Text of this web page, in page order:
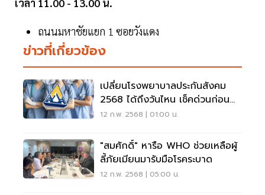
ถนนมหาชัยแยก 1 ซอยวังแดง
ข่าวที่เกี่ยวข้อง
เปลี่ยนโรงพยาบาลประกันสังคม
2568 ได้ถึงวันไหน เช็คด่วนก่อน
หมดเขต
12 ก.พ. 2568 | 01:00 น.
"สมศักดิ์" หารือ WHO ช่วยเหลือผู้
ลี้ภัยเมียนมารับมือโรคระบาด
12 ก.พ. 2568 | 05:00 น.